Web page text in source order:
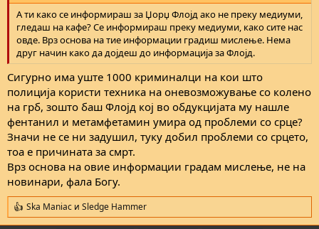
А ти како се информираш за Џорџ Флојд ако не преку медиуми,
гледаш на кафе? Се информираш преку медиуми, како сите нас
овде. Врз основа на тие информации градиш мислење. Нема
друг начин како да дојдеш до информација за Флојд.
Сигурно има уште 1000 криминалци на кои што
полиција користи техника на оневозможување со колено
на грб, зошто баш Флојд кој во обдукцијата му нашле
фентанил и метамфетамин умира од проблеми со срце?
Значи не се ни задушил, туку добил проблеми со срцето,
тоа е причината за смрт.
Врз основа на овие информации градам мислење, не на
новинари, фала Богу.
R
e
Ska Maniac и Sledge Hammer